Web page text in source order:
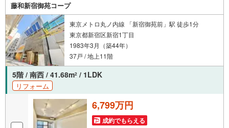
藤和新宿御苑コープ
東京メトロ丸ノ内線 「新宿御苑前」駅 徒歩1分
東京都新宿区新宿1丁目
1983年3月（築44年）
37戸 / 地上11階
5階 / 南西 / 41.68m2 / 1LDK
リフォーム
6,799万円
成約でもらえる